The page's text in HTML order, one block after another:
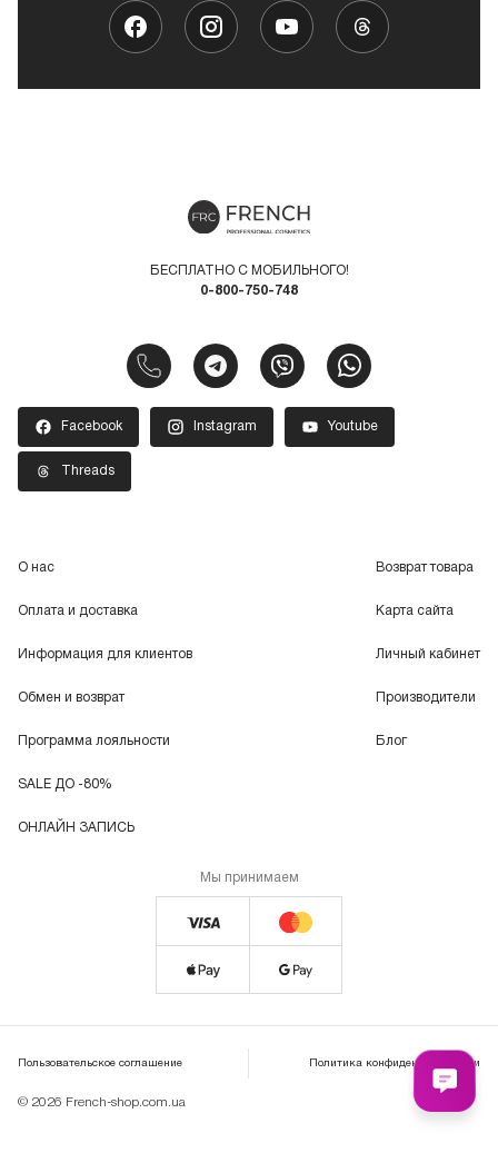
БЕСПЛАТНО С МОБИЛЬНОГО!
0-800-750-748
Facebook Instagram Youtube
Threads
О нас
Оплата и доставка
Информация для клиентов
Обмен и возврат
Программа лояльности
SALE ДО -80%
ОНЛАЙН ЗАПИСЬ
Возврат товара
Карта сайта
Личный кабинет
Производители
Блог
Мы принимаем
© 2026 French-shop.com.ua
Пользовательское соглашение Политика конфиденциальности